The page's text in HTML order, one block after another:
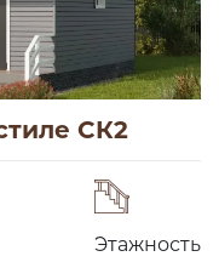
СК2
Этажность